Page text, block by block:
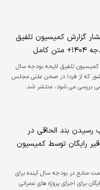
گزارش کمیسیون تلفیق
کامل
کمیسیون تلفیق لایحه بودجه سال
کشور که از فردا در صحن علنی مجلس
بررسی می شود، منتشر شد.
رسیدن بند الحاقی در
رایگان توسط کمیسیون
همت منابع در بودجه سال آینده برای
برای اجرای پروژه های عمرانی